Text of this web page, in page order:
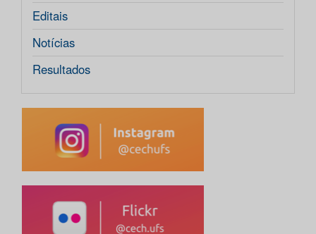
Editais
Notícias
Resultados